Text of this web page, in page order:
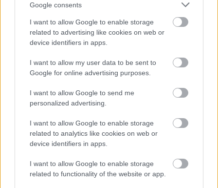
Google consents
I want to allow Google to enable storage
related to advertising like cookies on web or
device identifiers in apps.
I want to allow my user data to be sent to
Google for online advertising purposes.
I want to allow Google to send me
personalized advertising.
I want to allow Google to enable storage
related to analytics like cookies on web or
device identifiers in apps.
I want to allow Google to enable storage
related to functionality of the website or app.
Δεν ανοίγει η μπάρα στα διόδια με το e-pass ενώ έχει
χρήματα «μέσα»;
Η Google ΑΙ ο Hassabis και η δήλωση για την θεραπεία